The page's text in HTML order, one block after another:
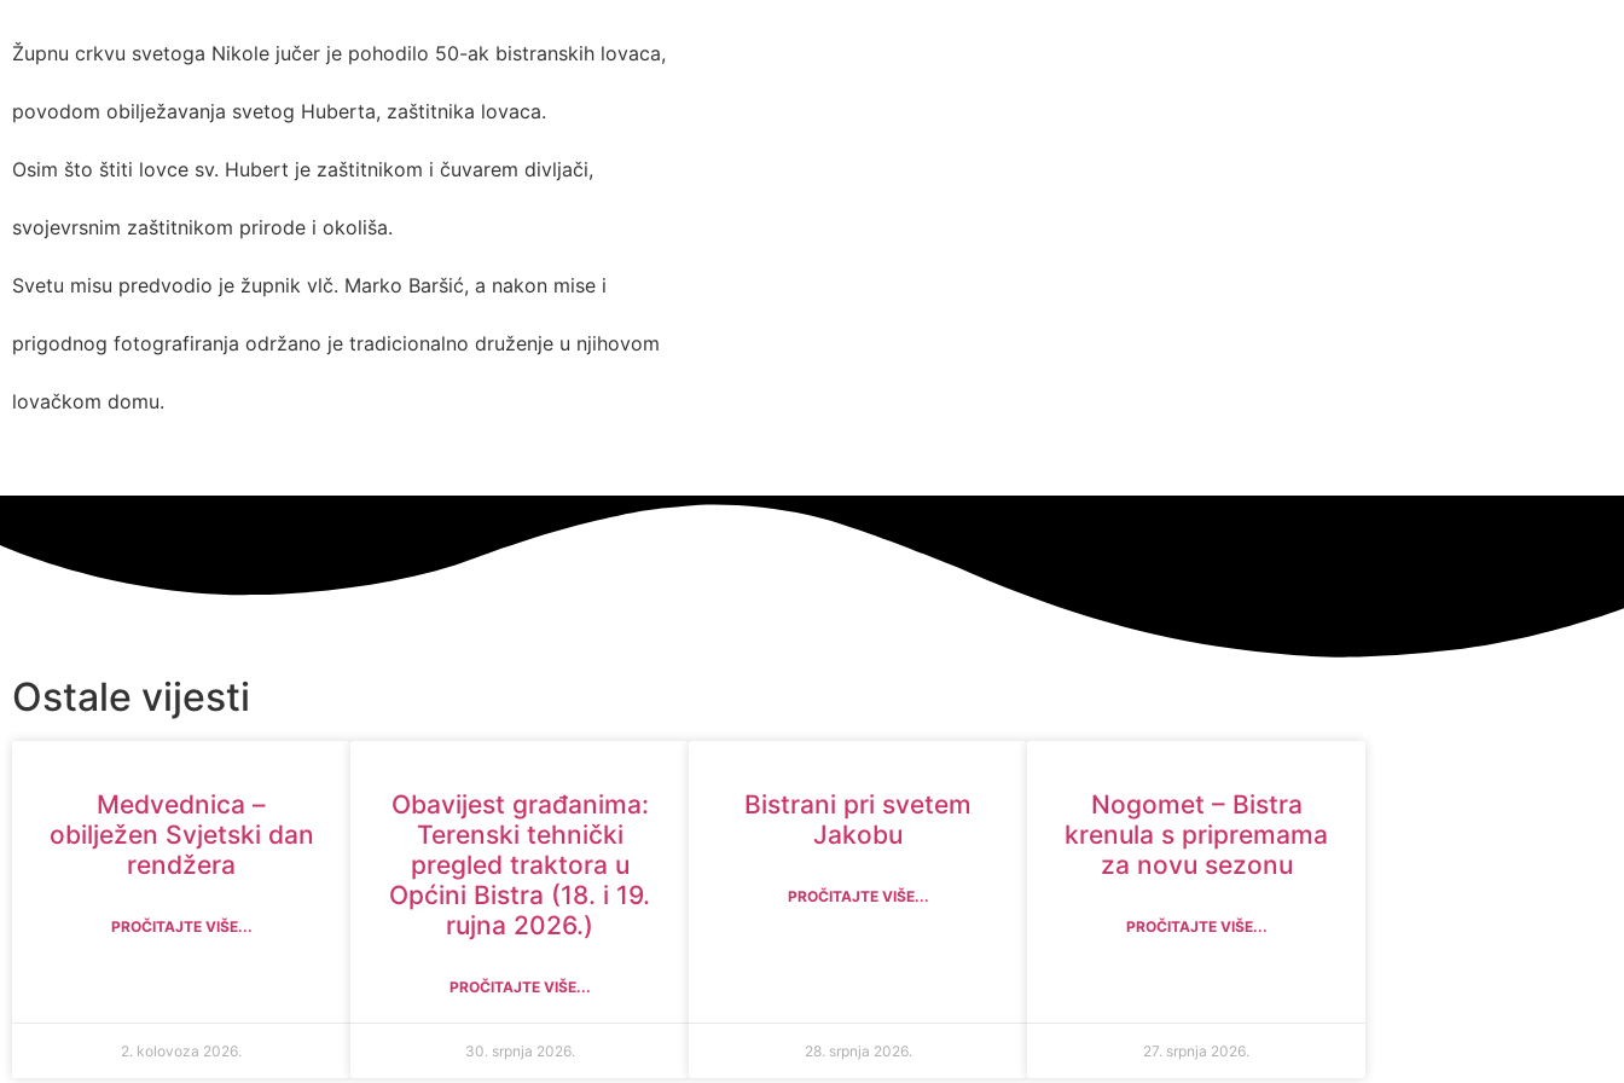
Župnu crkvu svetoga Nikole jučer je pohodilo 50-ak bistranskih lovaca,
povodom obilježavanja svetog Huberta, zaštitnika lovaca.
Osim što štiti lovce sv. Hubert je zaštitnikom i čuvarem divljači,
svojevrsnim zaštitnikom prirode i okoliša.
Svetu misu predvodio je župnik vlč. Marko Baršić, a nakon mise i
prigodnog fotografiranja održano je tradicionalno druženje u njihovom
lovačkom domu.
Ostale vijesti
Medvednica –
obilježen Svjetski dan
rendžera
PROČITAJTE VIŠE...
2. kolovoza 2026.
Obavijest građanima:
Terenski tehnički
pregled traktora u
Općini Bistra (18. i 19.
rujna 2026.)
PROČITAJTE VIŠE...
30. srpnja 2026.
Bistrani pri svetem
Jakobu
PROČITAJTE VIŠE...
28. srpnja 2026.
Nogomet – Bistra
krenula s pripremama
za novu sezonu
PROČITAJTE VIŠE...
27. srpnja 2026.